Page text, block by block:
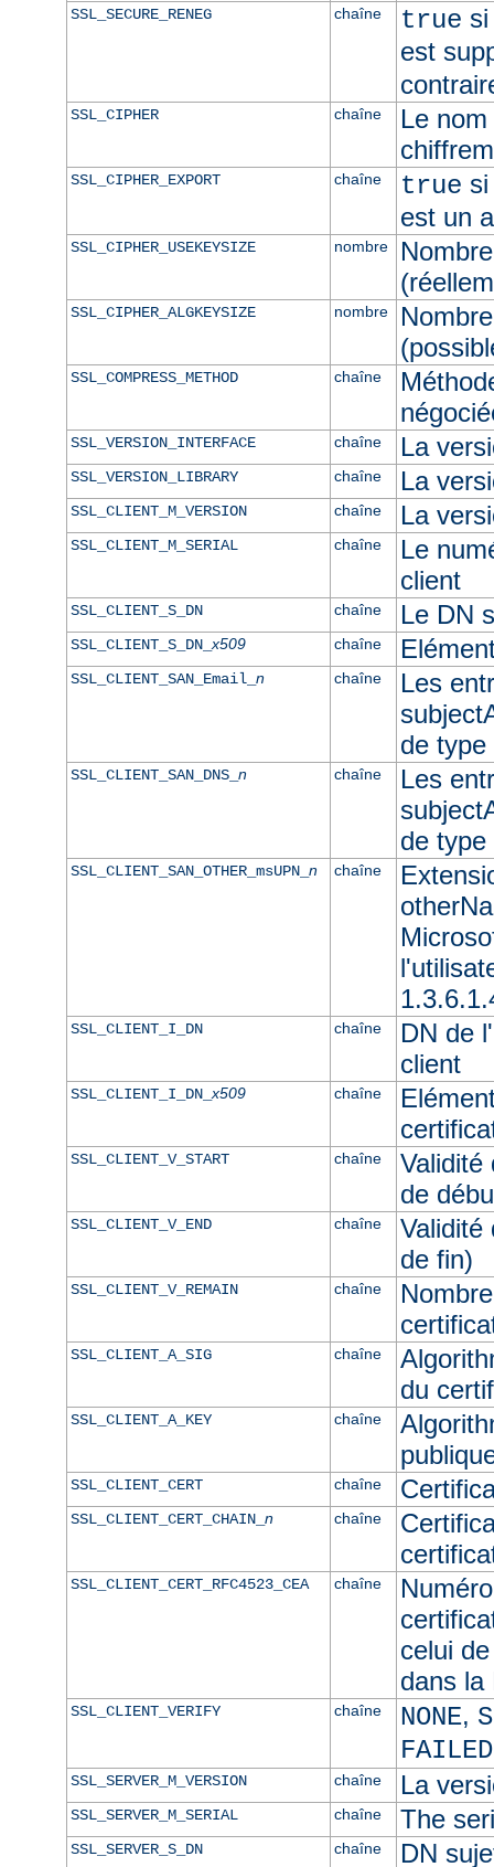
SSL_SECURE_RENEG chaîne true
est
SSL_CIPHER chaîne
Le
SSL_CIPHER_EXPORT chaîne true
est un
SSL_CIPHER_USEKEYSIZE nombre
SSL_CIPHER_ALGKEYSIZE nombre
SSL_COMPRESS_METHOD chaîne
SSL_VERSION_INTERFACE chaîne La
SSL_VERSION_LIBRARY chaîne La
SSL_CLIENT_M_VERSION chaîne La
SSL_CLIENT_M_SERIAL chaîne
Le
client
SSL_CLIENT_S_DN chaîne Le DN
SSL_CLIENT_S_DN_x509 chaîne
SSL_CLIENT_SAN_Email_ n chaîne
Les
de type
SSL_CLIENT_SAN_DNS_ n chaîne
Les
de type
SSL_CLIENT_SAN_OTHER_msUPN_ n chaîne
SSL_CLIENT_I_DN chaîne
DN de
client
SSL_CLIENT_I_DN_x509 chaîne
SSL_CLIENT_V_START chaîne
Validité
de
SSL_CLIENT_V_END chaîne
Validité
de fin)
SSL_CLIENT_V_REMAIN chaîne
SSL_CLIENT_A_SIG chaîne
du
SSL_CLIENT_A_KEY chaîne
SSL_CLIENT_CERT chaîne
SSL_CLIENT_CERT_CHAIN_ n chaîne
SSL_CLIENT_CERT_RFC4523_CEA chaîne
celui
dans la
SSL_CLIENT_VERIFY chaîne NONE,
SSL_SERVER_M_VERSION chaîne La
SSL_SERVER_M_SERIAL chaîne The
SSL_SERVER_S_DN chaîne DN